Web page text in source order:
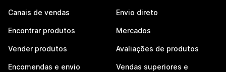
Canais de vendas
Encontrar produtos
Vender produtos
Encomendas e envio
Envio direto
Mercados
Avaliações de produtos
Vendas superiores e